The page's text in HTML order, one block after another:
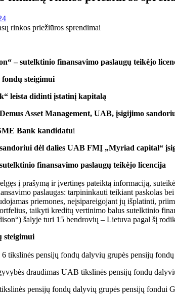
– sutelktinio finansavimo paslaugų teikėjo
steigimui
leista didinti įstatinį kapitalą
Asset Management, UAB, įsigijimo
Bank kandidatui
dėl dalies UAB FMĮ „Myriad capital“
finansavimo paslaugų teikėjo licencija
į prašymą ir įvertinęs pateiktą informaciją,
paslaugas: tarpininkauti teikiant paskolas
priemones, neįsipareigojant jų išplatinti,
taikyti kreditų vertinimo balus sutelktinio
šalyje turi 15 bendrovių – Lietuva pagal šį
steigimui
tikslinės pensijų fondų dalyvių grupės pensijų
draudimas UAB tikslinės pensijų fondų
pensijų fondų dalyvių grupės pensijų fondui